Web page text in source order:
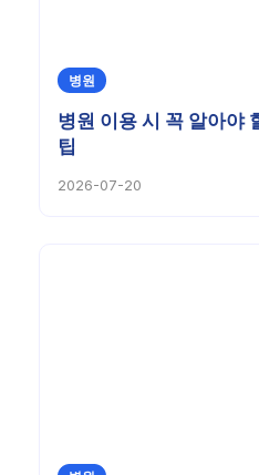
병원
병원 이용 시 꼭 알아야
팁
2026-07-20